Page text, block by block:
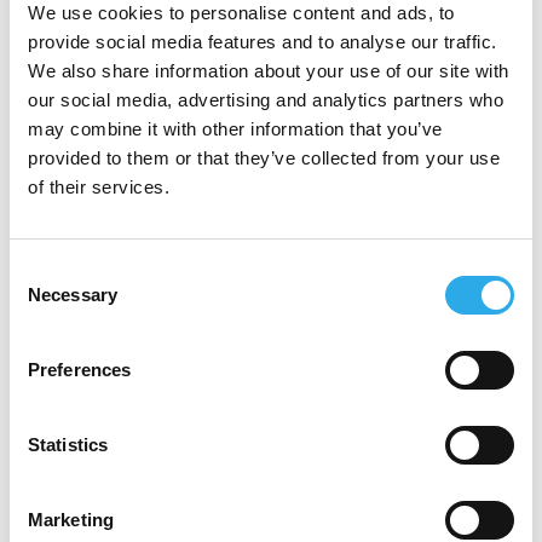
We use cookies to personalise content and ads, to
provide social media features and to analyse our traffic.
We also share information about your use of our site with
our social media, advertising and analytics partners who
may combine it with other information that you’ve
provided to them or that they’ve collected from your use
of their services.
Selection
Necessary
Preferences
Statistics
Marketing
PRODUKTE ÜBERSICHT
An der Spitze der
Das Lithium-Geschäft von AMG deckt die
gesamte Lithium-Wertschöpfungskette ab und